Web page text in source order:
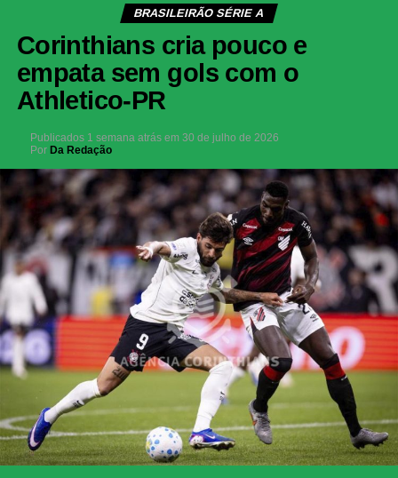
BRASILEIRÃO SÉRIE A
Corinthians cria pouco e
empata sem gols com o
Athletico-PR
Publicados 1 semana atrás em 30 de julho de 2026
Por Da Redação